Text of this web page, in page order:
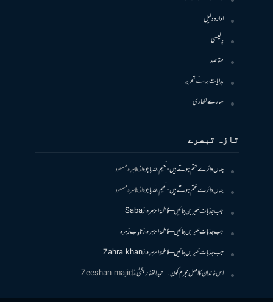
ادارہ دلیل
پالیسی
مقاصد
ہدایات برائے تحریر
ہمارے لکھاری
تازہ تبصرے
جہاں دائرے ختم ہوتے ہیں- نعیم اللہ باجوہازطاہرہ مسعود
جہاں دائرے ختم ہوتے ہیں- نعیم اللہ باجوہازطاہرہ مسعود
جب جذبات خبر بن جائیں – فاطمۃالزہرہازSaba
جب جذبات خبر بن جائیں – فاطمۃالزہرہازنایاب زہرہ
جب جذبات خبر بن جائیں – فاطمۃالزہرہازZahra khan
اس خاندان کا اصل مجرم کون! – عبدالغفار بگٹیازZeeshan majid